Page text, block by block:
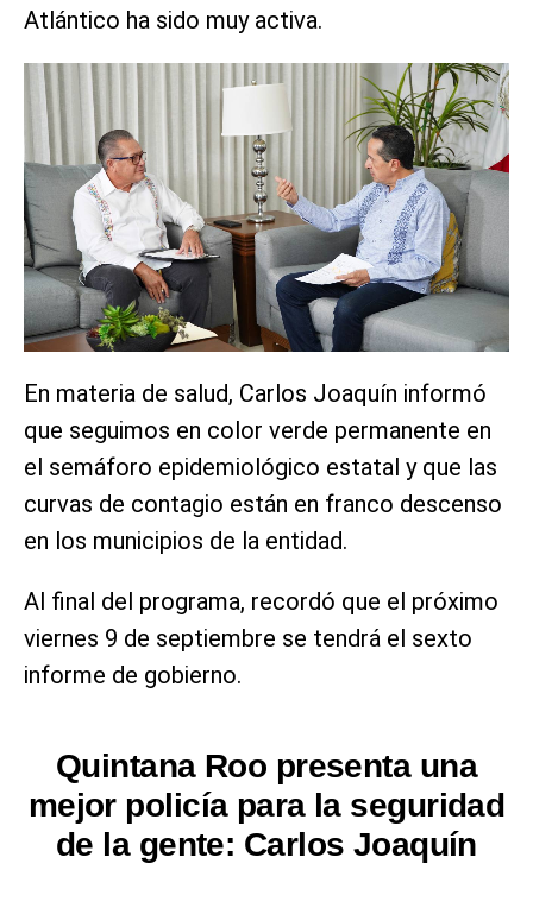
Atlántico ha sido muy activa.
En materia de salud, Carlos Joaquín informó
que seguimos en color verde permanente en
el semáforo epidemiológico estatal y que las
curvas de contagio están en franco descenso
en los municipios de la entidad.
Al final del programa, recordó que el próximo
viernes 9 de septiembre se tendrá el sexto
informe de gobierno.
Quintana Roo presenta una
mejor policía para la seguridad
de la gente: Carlos Joaquín